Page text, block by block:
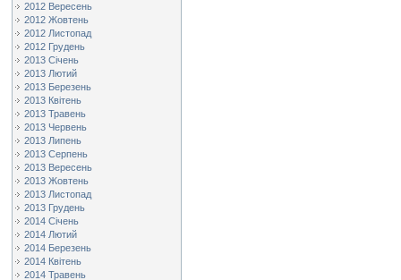
2012 Вересень
2012 Жовтень
2012 Листопад
2012 Грудень
2013 Січень
2013 Лютий
2013 Березень
2013 Квітень
2013 Травень
2013 Червень
2013 Липень
2013 Серпень
2013 Вересень
2013 Жовтень
2013 Листопад
2013 Грудень
2014 Січень
2014 Лютий
2014 Березень
2014 Квітень
2014 Травень